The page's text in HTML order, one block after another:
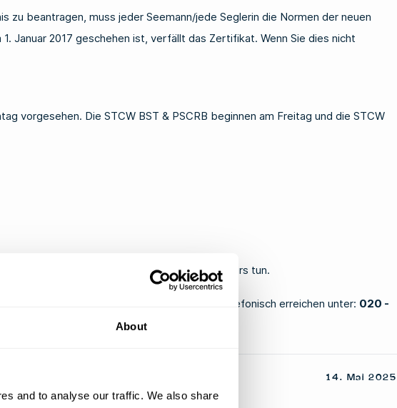
About
and to analyse our traffic. We also share
zu beantragen, muss jeder Seemann/jede Seglerin die Normen der neuen
Januar 2017 geschehen ist, verfällt das Zertifikat. Wenn Sie dies nicht
vorgesehen. Die STCW BST & PSCRB beginnen am Freitag und die STCW
für den entsprechenden STCW-Kurs tun.
nicht, uns zu kontaktieren. Sie können uns telefonisch erreichen unter: 020 -
14. Mai 2025